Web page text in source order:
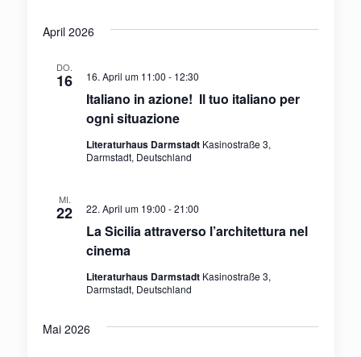
April 2026
DO.
16
Italiano in azione! Il tuo italiano per
ogni situazione
16. April um 11:00 - 12:30
Literaturhaus Darmstadt Kasinostraße 3,
Darmstadt, Deutschland
MI.
22
La Sicilia attraverso l’architettura nel
cinema
22. April um 19:00 -21:00
Literaturhaus Darmstadt Kasinostraße 3,
Darmstadt, Deutschland
Mai 2026